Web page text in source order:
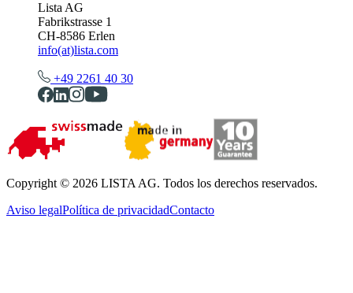
Lista AG
Fabrikstrasse 1
CH-8586 Erlen
info(at)lista.com
+49 2261 40 30
Copyright © 2026 LISTA AG. Todos los derechos reservados.
Aviso legalPolítica de privacidadContacto